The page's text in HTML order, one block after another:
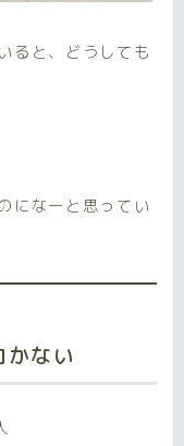
ると、どうしても
になーと思ってい
かない